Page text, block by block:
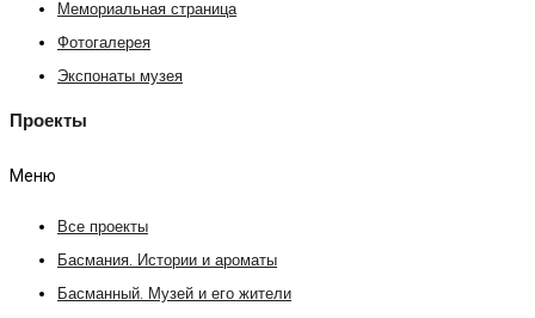
Мемориальная страница
Фотогалерея
Экспонаты музея
Проекты
Меню
Все проекты
Басмания. Истории и ароматы
Басманный. Музей и его жители